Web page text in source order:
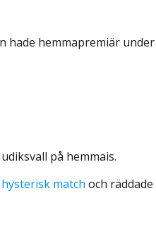
hade hemmapremiär
på hemmais.
match och räddade